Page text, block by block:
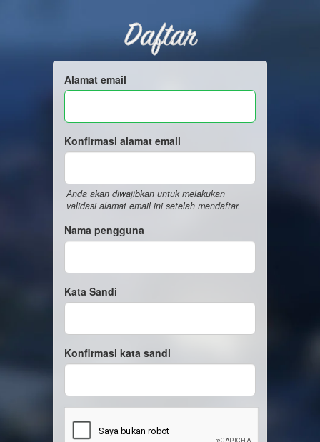
Daftar
Alamat email
Konfirmasi alamat email
Anda akan diwajibkan untuk melakukan
validasi alamat email ini setelah mendaftar.
Nama pengguna
Kata Sandi
Konfirmasi kata sandi